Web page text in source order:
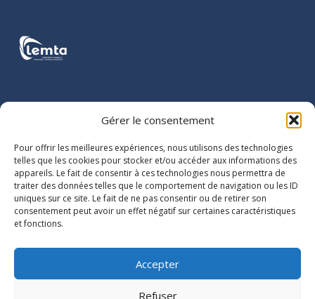
Gérer le consentement
Pour offrir les meilleures expériences, nous utilisons des technologies
telles que les cookies pour stocker et/ou accéder aux informations des
appareils. Le fait de consentir à ces technologies nous permettra de
traiter des données telles que le comportement de navigation ou les ID
uniques sur ce site. Le fait de ne pas consentir ou de retirer son
consentement peut avoir un effet négatif sur certaines caractéristiques
et fonctions.
Accepter
Refuser
LEMTA
2 avenue de
la Forêt de
Haye
BP 90161
54505
Vandoeuvre-
cedex